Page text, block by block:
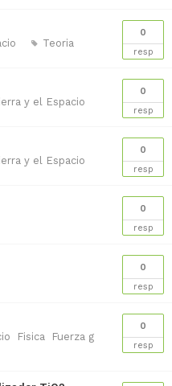
0
resp
Teoria
0
resp
y el Espacio
0
resp
y el Espacio
0
resp
0
resp
0
resp
Fisica
Fuerza g